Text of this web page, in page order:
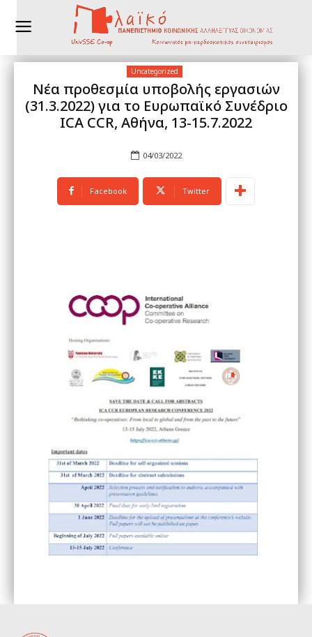
Uncategorized
Νέα προθεσμία υποβολής εργασιών
(31.3.2022) για το Ευρωπαϊκό Συνέδριο
ICA CCR, Αθήνα, 13-15.7.2022
04/03/2022
Facebook Twitter